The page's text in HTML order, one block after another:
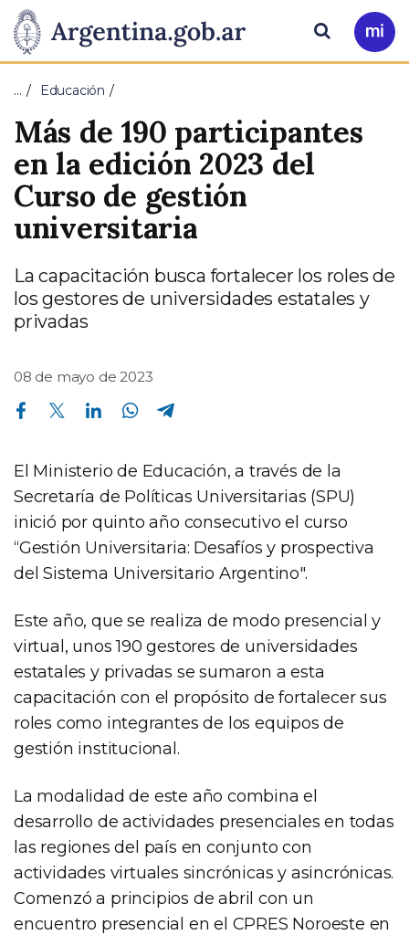
Presidencia
de
la
Nación
Pasar al contenido principal
Ir
a
Buscar
… Educación
Más de 190 participantes
en la edición 2023 del
Curso de gestión
universitaria
La capacitación busca fortalecer los roles de
los gestores de universidades estatales y
privadas
08 de mayo de 2023
Compartir en Facebook Compartir en Twitter Compartir en Linkedin Compartir en Whatsapp
El Ministerio de Educación, a través de la
Secretaría de Políticas Universitarias (SPU)
inició por quinto año consecutivo el curso
“Gestión Universitaria: Desafíos y prospectiva
del Sistema Universitario Argentino".
Este año, que se realiza de modo presencial y
virtual, unos 190 gestores de universidades
estatales y privadas se sumaron a esta
capacitación con el propósito de fortalecer sus
roles como integrantes de los equipos de
gestión institucional.
La modalidad de este año combina el
desarrollo de actividades presenciales en todas
las regiones del país en conjunto con
actividades virtuales sincrónicas y asincrónicas.
Comenzó a principios de abril con un
encuentro presencial en el CPRES Noroeste en